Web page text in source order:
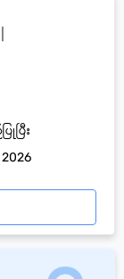
ပြီး
2026